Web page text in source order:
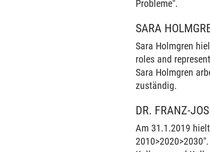
Probleme".
SARA
Sara Holmgren
roles and
Sara Holmgren
zuständig.
DR. FRANZ-
Am 31.1.2019